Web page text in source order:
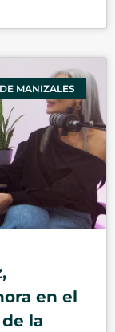
MANIZALES
en el
la